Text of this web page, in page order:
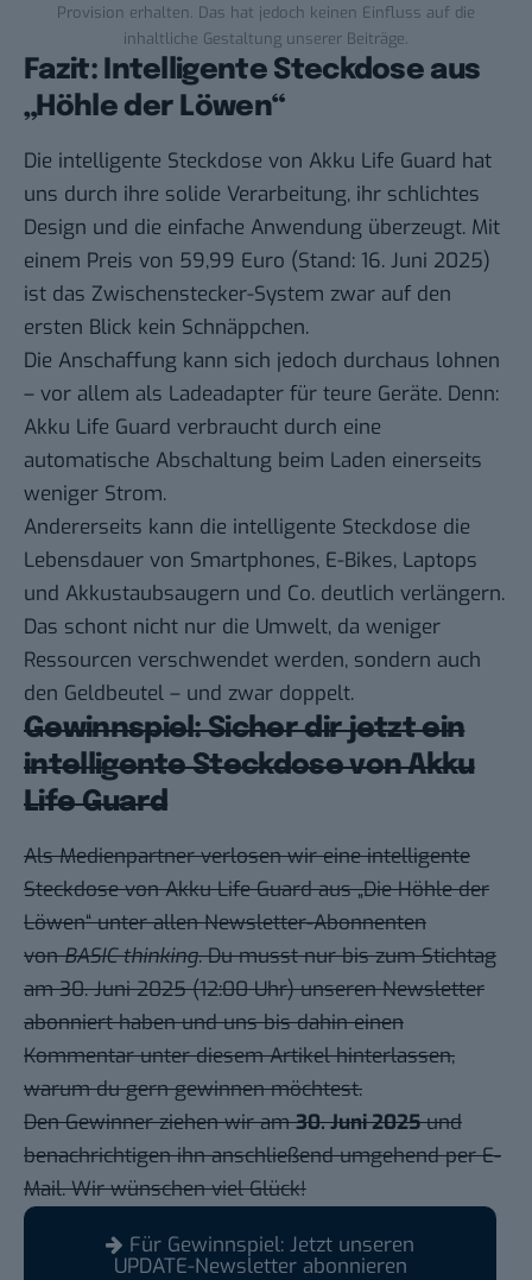
Provision erhalten. Das hat jedoch keinen Einfluss auf die
inhaltliche Gestaltung unserer Beiträge.
Fazit: Intelligente Steckdose aus
„Höhle der Löwen“
Die intelligente Steckdose von Akku Life Guard hat
uns durch ihre solide Verarbeitung, ihr schlichtes
Design und die einfache Anwendung überzeugt. Mit
einem Preis von 59,99 Euro (Stand: 16. Juni 2025)
ist das Zwischenstecker-System zwar auf den
ersten Blick kein Schnäppchen.
Die Anschaffung kann sich jedoch durchaus lohnen
– vor allem als Ladeadapter für teure Geräte. Denn:
Akku Life Guard verbraucht durch eine
automatische Abschaltung beim Laden einerseits
weniger Strom.
Andererseits kann die intelligente Steckdose die
Lebensdauer von Smartphones, E-Bikes, Laptops
und Akkustaubsaugern und Co. deutlich verlängern.
Das schont nicht nur die Umwelt, da weniger
Ressourcen verschwendet werden, sondern auch
den Geldbeutel – und zwar doppelt.
Gewinnspiel: Sicher dir jetzt ein
intelligente Steckdose von Akku
Life Guard
Als Medienpartner verlosen wir eine intelligente
Steckdose von Akku Life Guard aus „Die Höhle der
Löwen“unter allen Newsletter-Abonnenten
vonBASIC thinking. Du musst nur bis zum Stichtag
am 30. Juni 2025 (12:00 Uhr) unseren Newsletter
abonniert haben und uns bis dahin einen
Kommentar unter diesem Artikel hinterlassen,
warum du gern gewinnen möchtest.
Den Gewinner ziehen wir am30. Juni2025und
benachrichtigen ihn anschließend umgehend per E-
Mail. Wir wünschen viel Glück!
Für Gewinnspiel: Jetzt unseren
UPDATE-Newsletter abonnieren